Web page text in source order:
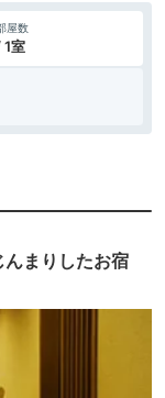
屋数
室
んまりしたお宿